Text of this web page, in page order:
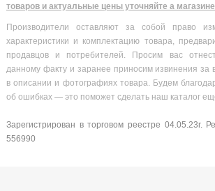
товаров и актуальные цены уточняйте а
Производители оставляют за собой право
характеристики и комплектацию товара,
продавцов и потребителей. Просим вас
данному факту и заранее приносим извинения за
в описании и фотографиях товара. Будем
об ошибках — это поможет сделать наш каталог
Зарегистрирован в торговом реестре 04.05.23г.
556990